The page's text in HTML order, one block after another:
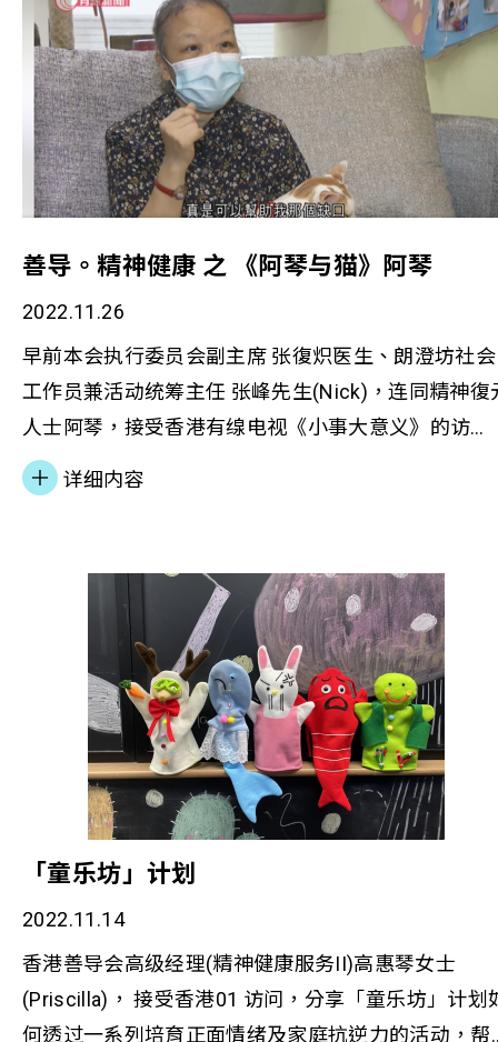
善导。精神健康 之 《阿琴与猫》阿琴
2022.11.26
早前本会执行委员会副主席 张復炽医生、朗澄坊社会
工作员兼活动统筹主任 张峰先生(Nick)，连同精神復
人士阿琴，接受香港有缐电视《小事大意义》的访
问。十几年前阿琴确诊癌症，失去自我照顾能力，人
生顿感失去希望，最后患上抑郁症。后来，她获转介
並踼走抑郁愁容。
详细内容
「童乐坊」计划
2022.11.14
香港善导会高级经理(精神健康服务II)高惠琴女士
(Priscilla)， 接受香港01 访问，分享「童乐坊」计划
何透过一系列培育正面情绪及家庭抗逆力的活动，帮